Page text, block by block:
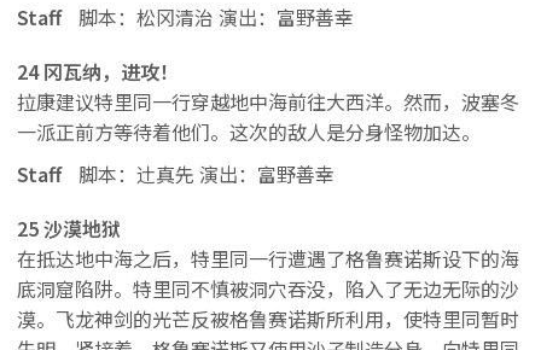
Staff
脚本：松冈清治 演出：富野善幸
24 冈瓦纳，进攻！
拉康建议特里同一行穿越地中海前往大西洋。然而，波塞冬
一派正前方等待着他们。这次的敌人是分身怪物加达。
Staff
脚本：辻真先 演出：富野善幸
25 沙漠地狱
在抵达地中海之后，特里同一行遭遇了格鲁赛诺斯设下的海
底洞窟陷阱。特里同不慎被洞穴吞没，陷入了无边无际的沙
漠。飞龙神剑的光芒反被格鲁赛诺斯所利用，使特里同暂时